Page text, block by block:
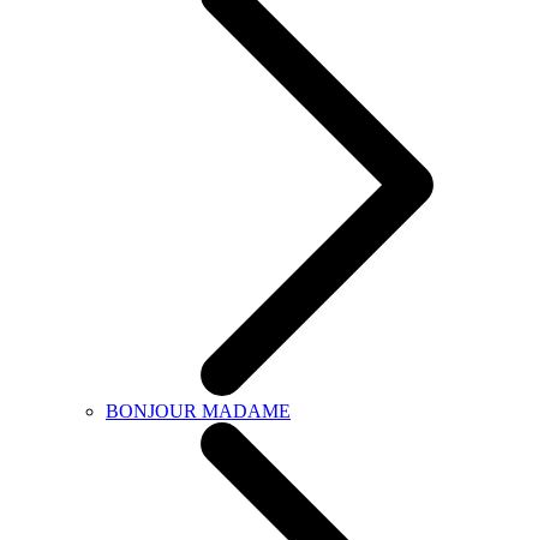
BONJOUR MADAME